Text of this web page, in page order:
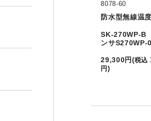
SK-
用
8078-60
防水型無線温
SK-270WP-B
ンサS270WP-
29,300円 (税込
円)